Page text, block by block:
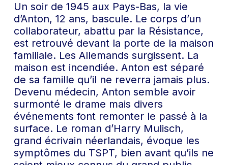
Un soir de 1945 aux Pays-Bas, la vie
d’Anton, 12 ans, bascule. Le corps d’un
collaborateur, abattu par la Résistance,
est retrouvé devant la porte de la maison
familiale. Les Allemands surgissent. La
maison est incendiée. Anton est séparé
de sa famille qu’il ne reverra jamais plus.
Devenu médecin, Anton semble avoir
surmonté le drame mais divers
événements font remonter le passé à la
surface. Le roman d’Harry Mulisch,
grand écrivain néerlandais, évoque les
symptômes du TSPT, bien avant qu’ils ne